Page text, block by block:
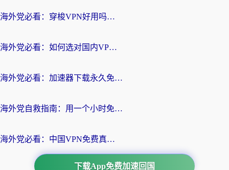
海外党必看：穿梭VPN好用吗？和云帆VPN对比哪个回国效果更好？附真实测评+避坑指南
海外党必看：如何选对国内VPN，实现无缝访问国内资源？
海外党必看：加速器下载永久免费版真的存在吗？教你无缝访问国内资源的正确姿势
海外党自救指南：用一个小时免费加速器，轻松打破国内资源访问壁垒？
海外党必看：中国VPN免费真的靠谱吗？手把手教你选对回国加速器
下载App免费加速回国